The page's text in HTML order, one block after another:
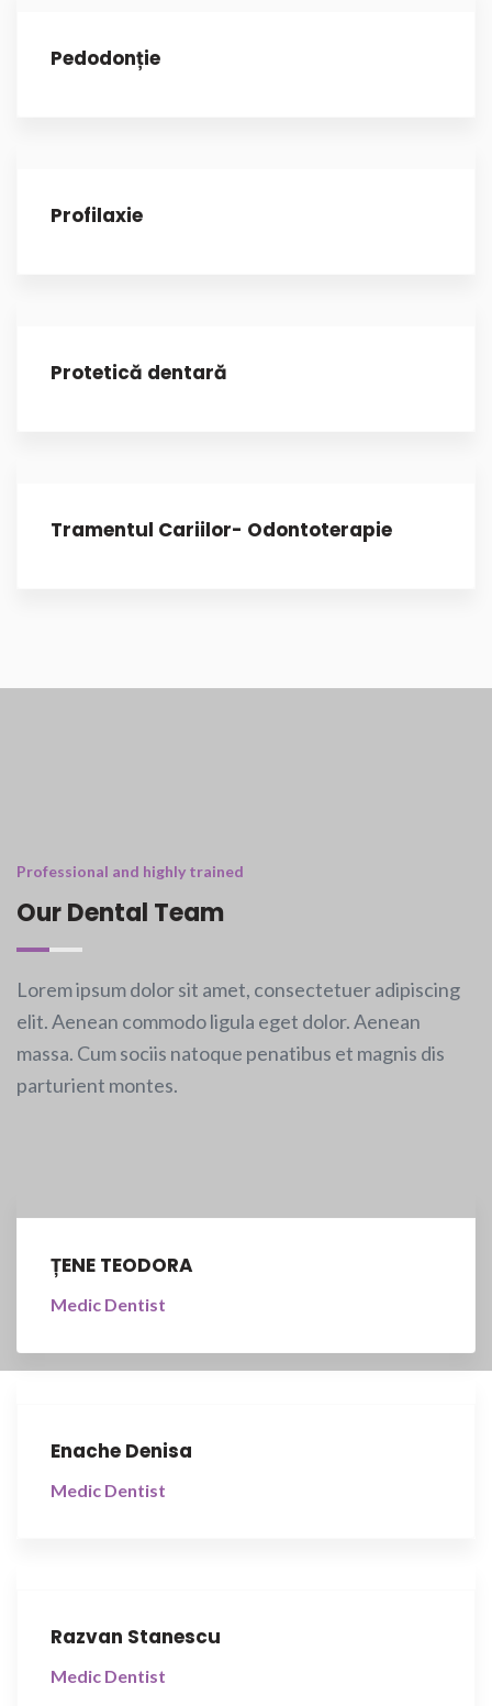
Pedodonție
Profilaxie
Protetică dentară
Tramentul Cariilor- Odontoterapie
Professional and highly trained
Our Dental Team
Lorem ipsum dolor sit amet, consectetuer adipiscing
elit. Aenean commodo ligula eget dolor. Aenean
massa. Cum sociis natoque penatibus et magnis dis
parturient montes.
ȚENE TEODORA
Medic Dentist
Enache Denisa
Medic Dentist
Razvan Stanescu
Medic Dentist